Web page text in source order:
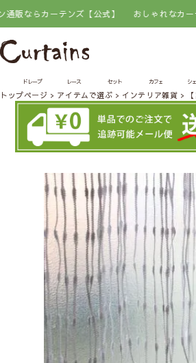
ならカーテンズ【公式】 おしゃれなカーテン
ドレープ レース セット カフェ シ
トップページ アイテムで選ぶ インテリア雑貨